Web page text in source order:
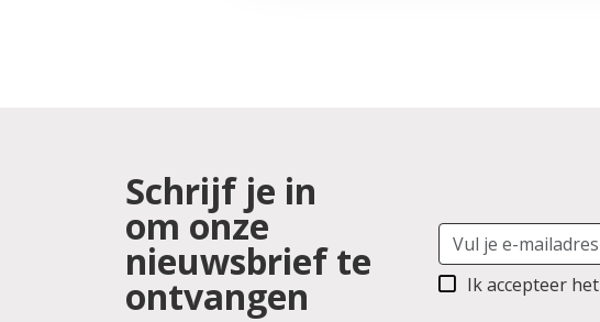
Schrijf je in
om onze
nieuwsbrief te
ontvangen Ik accepteer het